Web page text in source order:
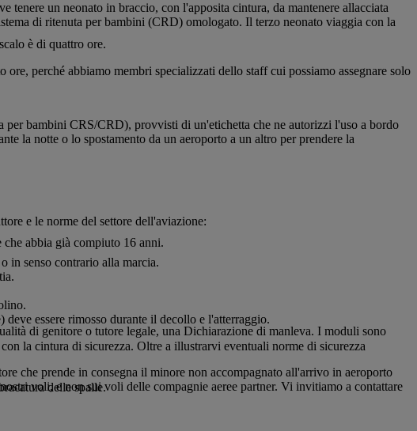
è di quattro ore.
perché abbiamo membri specializzati dello staff cui possiamo assegnare solo
la notte o lo spostamento da un aeroporto a un altro per prendere la
abbia già compiuto 16 anni.
di genitore o tutore legale, una Dichiarazione di manleva. I moduli sono
che prende in consegna il minore non accompagnato all'arrivo in aeroporto
voli, e non sui voli delle compagnie aeree partner. Vi invitiamo a contattare
tenere un neonato in braccio, con l'apposita cintura, da mantenere allacciata
di ritenuta per bambini (CRD) omologato. Il terzo neonato viaggia con la
per bambini CRS/CRD), provvisti di un'etichetta che ne autorizzi l'uso a bordo
e le norme del settore dell'aviazione:
in senso contrario alla marcia.
essere rimosso durante il decollo e l'atterraggio.
la cintura di sicurezza. Oltre a illustrarvi eventuali norme di sicurezza
delle spalle.